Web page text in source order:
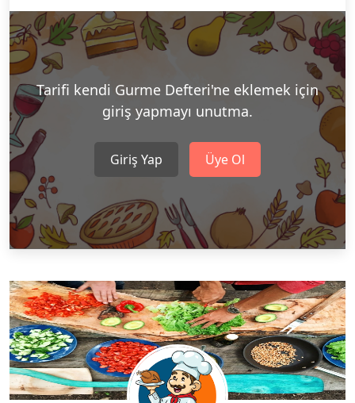
Tarifi kendi Gurme Defteri'ne eklemek için
giriş yapmayı unutma.
Giriş Yap Üye Ol